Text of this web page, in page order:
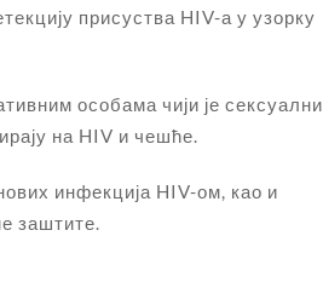
присуства HIV-а у узорку
особама чији је сексуални
на HIV и чешће.
инфекција HIV-ом, као и
заштите.